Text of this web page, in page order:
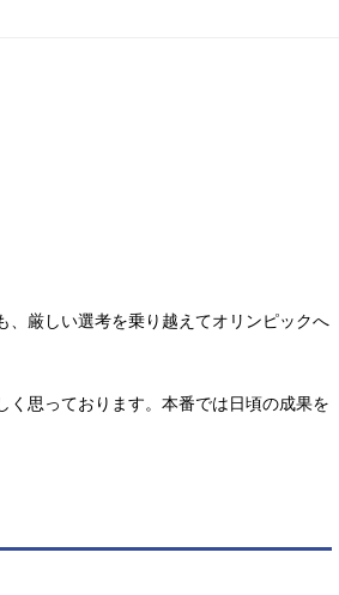
、厳しい選考を乗り越えてオリンピックへ
思っております。本番では日頃の成果を